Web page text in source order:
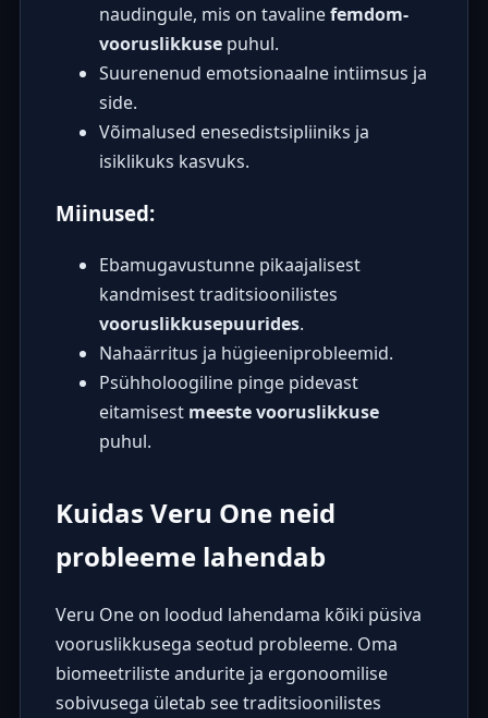
naudingule, mis on tavalinefemdom-
vooruslikkusepuhul.
Suurenenud emotsionaalne intiimsus ja
side.
Võimalused enesedistsipliiniks ja
isiklikuks kasvuks.
Miinused:
Ebamugavustunne pikaajalisest
kandmisest traditsioonilistes
vooruslikkusepuurides.
Nahaärritus ja hügieeniprobleemid.
Psühholoogiline pinge pidevast
eitamisest meeste vooruslikkuse
puhul.
Kuidas Veru One neid
probleeme lahendab
Veru One on loodud lahendama kõiki püsiva
vooruslikkusega seotud probleeme. Oma
biomeetriliste andurite ja ergonoomilise
sobivusega ületab see traditsioonilistes